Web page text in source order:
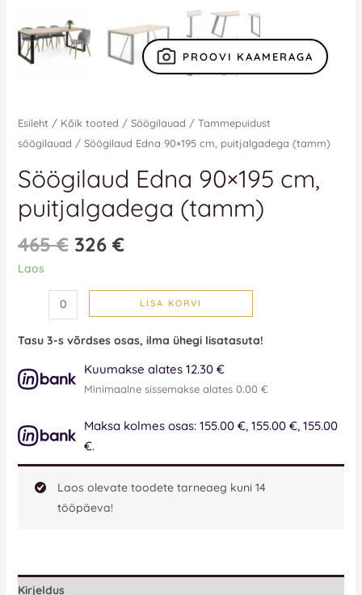
PROOVI KAAMERAGA
Esileht / Kõik tooted / Söögilauad / Tammepuidust
söögilauad / Söögilaud Edna 90×195 cm, puitjalgadega (tamm)
Söögilaud Edna 90×195 cm,
puitjalgadega (tamm)
465€ 326€
Laos
LISA KORVI
Tasu 3-s võrdses osas, ilma ühegi lisatasuta!
Kuumakse alates 12.30 €
Minimaalne sissemakse alates 0.00 €
Maksa kolmes osas: 155.00 €, 155.00 €, 155.00
€.
Laos olevate toodete tarneaeg kuni 14
tööpäeva!
Kirjeldus